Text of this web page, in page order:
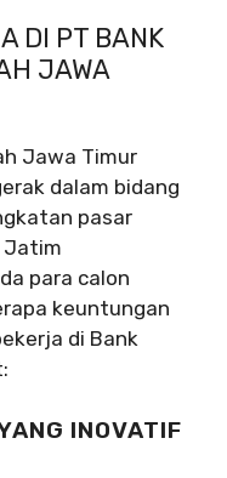
DI PT BANK
JAWA
Jawa Timur
dalam bidang
pasar
Jatim
para calon
keuntungan
di Bank
INOVATIF